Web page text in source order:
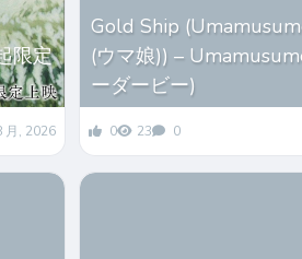
限定
月, 2026
Gold Ship
(ウマ娘)) –
ーダービー)
0 23 0